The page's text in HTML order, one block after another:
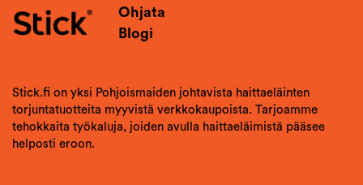
Ohjata
Blogi
Stick.fi on yksi Pohjoismaiden johtavista haittaeläinten
torjuntatuotteita myyvistä verkkokaupoista. Tarjoamme
tehokkaita työkaluja, joiden avulla haittaeläimistä pääsee
helposti eroon.